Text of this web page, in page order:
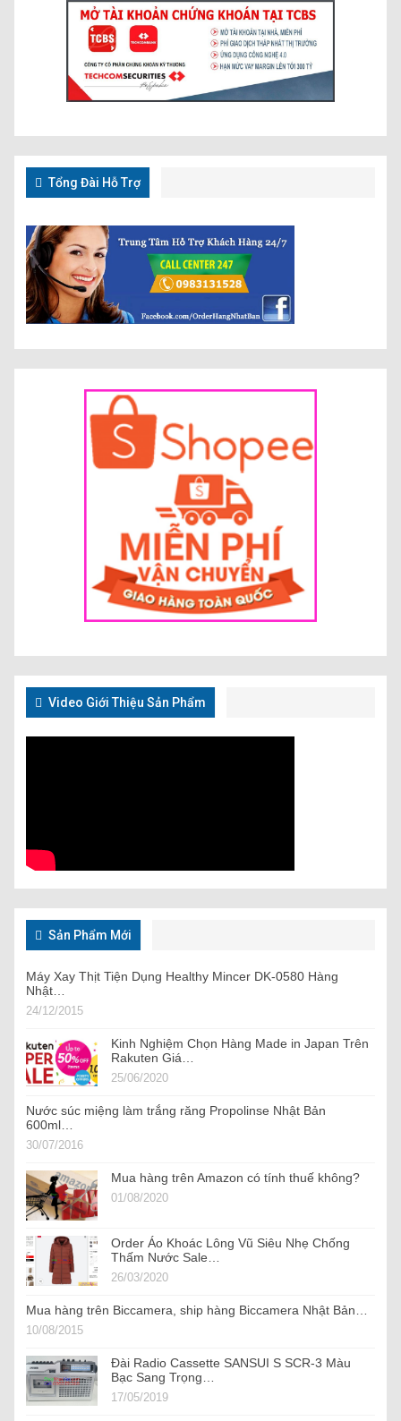
Tổng Đài Hỗ Trợ
Video Giới Thiệu Sản Phẩm
Sản Phẩm Mới
Máy Xay Thịt Tiện Dụng Healthy Mincer DK-0580 Hàng
Nhật…
24/12/2015
Kinh Nghiệm Chọn Hàng Made in Japan Trên
Rakuten Giá…
25/06/2020
Nước súc miệng làm trắng răng Propolinse Nhật Bản
600ml…
30/07/2016
Mua hàng trên Amazon có tính thuế không?
01/08/2020
Order Áo Khoác Lông Vũ Siêu Nhẹ Chống
Thấm Nước Sale…
26/03/2020
Mua hàng trên Biccamera, ship hàng Biccamera Nhật Bản…
10/08/2015
Đài Radio Cassette SANSUI S SCR-3 Màu
Bạc Sang Trọng…
17/05/2019